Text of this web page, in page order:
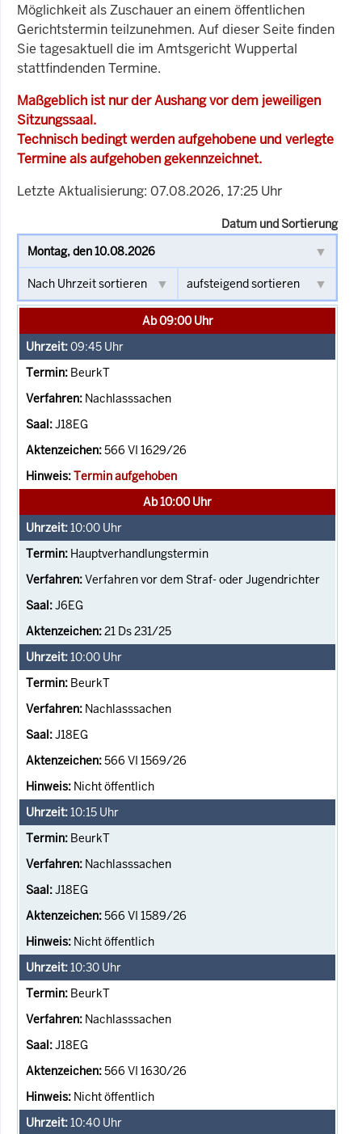
Möglichkeit als Zuschauer an einem öffentlichen
Gerichtstermin teilzunehmen. Auf dieser Seite finden
Sie tagesaktuell die im Amtsgericht Wuppertal
stattfindenden Termine.
Maßgeblich ist nur der Aushang vor dem jeweiligen
Sitzungssaal.
Technisch bedingt werden aufgehobene und verlegte
Termine als aufgehoben gekennzeichnet.
Letzte Aktualisierung: 07.08.2026, 17:25 Uhr
Datum und Sortierung
Ab 09:00 Uhr
09:45 Uhr
BeurkT
Nachlasssachen
J18EG
566 VI 1629/26
Termin aufgehoben
Ab 10:00 Uhr
10:00 Uhr
Hauptverhandlungstermin
Verfahren vor dem Straf- oder Jugendrichter
J6EG
21 Ds 231/25
10:00 Uhr
BeurkT
Nachlasssachen
J18EG
566 VI 1569/26
Nicht öffentlich
10:15 Uhr
BeurkT
Nachlasssachen
J18EG
566 VI 1589/26
Nicht öffentlich
10:30 Uhr
BeurkT
Nachlasssachen
J18EG
566 VI 1630/26
Nicht öffentlich
10:40 Uhr